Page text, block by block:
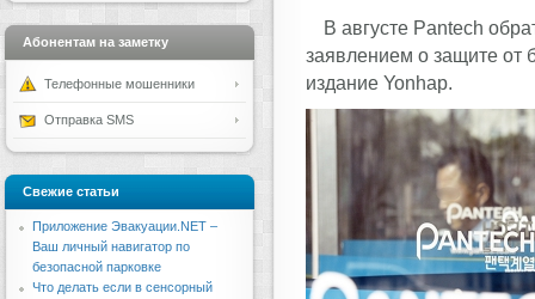
В августе Pantech
заявлением о защите от
издание Yonhap.
Абонентам на заметку
Телефонные мошенники
Отправка SMS
Свежие статьи
Приложение Эвакуации.NET –
Ваш личный навигатор по
безопасной парковке
Что делать если в сенсорный